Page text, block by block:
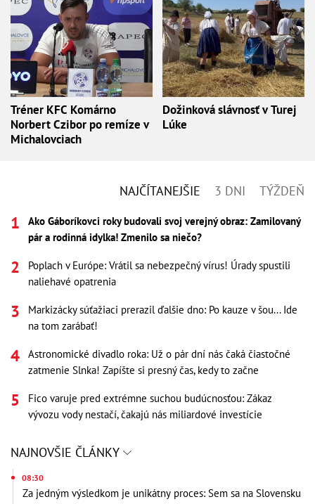
Tréner KFC Komárno
Norbert Czibor po remíze v
Michalovciach
Dožinková slávnosť v Turej
Lúke
NAJČÍTANEJŠIE 3 DNI TÝŽDEŇ
Ako Gáboríkovci roky budovali svoj verejný obraz: Zamilovaný
pár a rodinná idylka! Zmenilo sa niečo?
Poplach v Európe: Vrátil sa nebezpečný vírus! Úrady spustili
naliehavé opatrenia
Markizácky súťažiaci prerazil ďalšie dno: Po kauze v šou... Ide
na tom zarábať!
Astronomické divadlo roka: Už o pár dní nás čaká čiastočné
zatmenie Slnka! Zapíšte si presný čas, kedy to začne
Fico varuje pred extrémne suchou budúcnosťou: Zákaz
vývozu vody nestačí, čakajú nás miliardové investície
NAJNOVŠIE ČLÁNKY
08:30
Za jedným výsledkom je unikátny proces: Sem sa na Slovensku